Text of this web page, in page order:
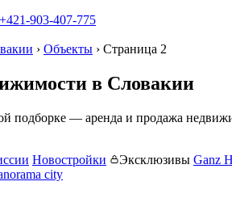
+421-903-407-775
› Объекты › Страница 2
в Словакии
подборке — аренда и продажа
Новостройки Эксклюзивы Ganz
city